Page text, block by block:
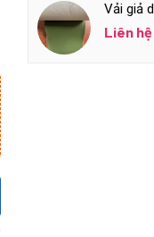
Vải giả
Liên